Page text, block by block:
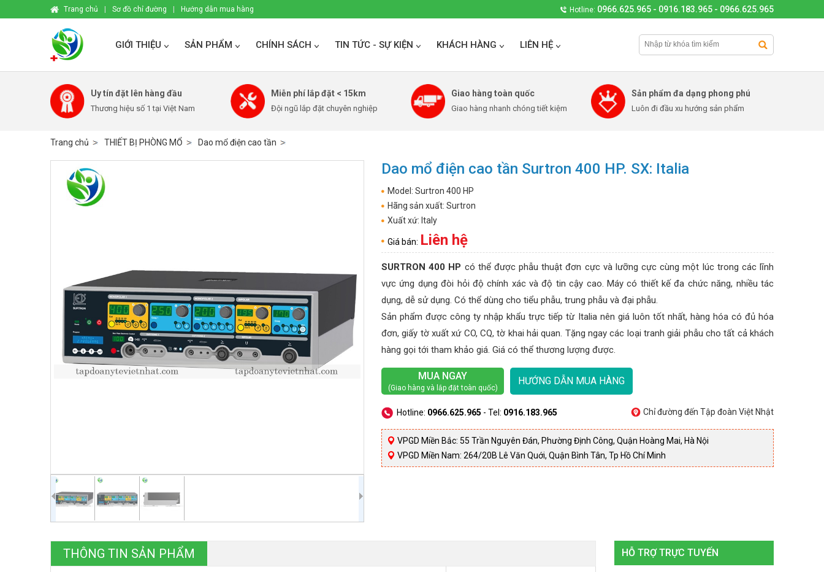
GIỚI THIỆU SẢN PHẨM CHÍNH SÁCH TIN TỨC - SỰ KIỆN KHÁCH HÀNG LIÊN HỆ
Uy tín đặt lên hàng đầu
Thương hiệu số 1 tại Việt Nam
Miễn phí lắp đặt < 15km
Đội ngũ lắp đặt chuyên nghiệp
Giao hàng toàn quốc
Giao hàng nhanh chóng tiết kiệm
Sản phẩm đa dạng phong phú
Luôn đi đầu xu hướng sản phẩm
Trang chủ THIẾT BỊ PHÒNG MỔ Dao mổ điện cao tần
Dao mổ điện cao tần Surtron 400 HP. SX: Italia
Model: Surtron 400 HP
Hãng sản xuất: Surtron
Xuất xứ: Italy
Giá bán: Liên hệ
SURTRON 400 HP có thể được phẫu thuật đơn cực và lưỡng cực cùng một lúc trong các lĩnh
vực ứng dụng đòi hỏi độ chính xác và độ tin cậy cao. Máy có thiết kế đa chức năng, nhiều tác
dụng, dễ sử dụng. Có thể dùng cho tiểu phẫu, trung phẫu và đại phẫu.
Sản phẩm được công ty nhập khẩu trực tiếp từ Italia nên giá luôn tốt nhất, hàng hóa có đủ hóa
đơn, giấy tờ xuất xứ CO, CQ, tờ khai hải quan. Tặng ngay các loại tranh giải phẫu cho tất cả khách
hàng gọi tới tham khảo giá. Giá có thể thương lượng được.
MUA NGAY
(Giao hàng và lắp đặt toàn quốc)
HƯỚNG DẪN MUA HÀNG
Chỉ đường đến Tập đoàn Việt Nhật
Hotline: 0966.625.965 - Tel: 0916.183.965
VPGD Miền Bắc: 55 Trần Nguyên Đán, Phường Định Công, Quận Hoàng Mai, Hà Nội
VPGD Miền Nam: 264/20B Lê Văn Quới, Quận Bình Tân, Tp Hồ Chí Minh
THÔNG TIN SẢN PHẨM HỖ TRỢ TRỰC TUYẾN
Hotline: 0966.625.965 - 0916.183.965 - 0966.625.965
Trang chủ Sơ đồ chỉ đường Hướng dẫn mua hàng